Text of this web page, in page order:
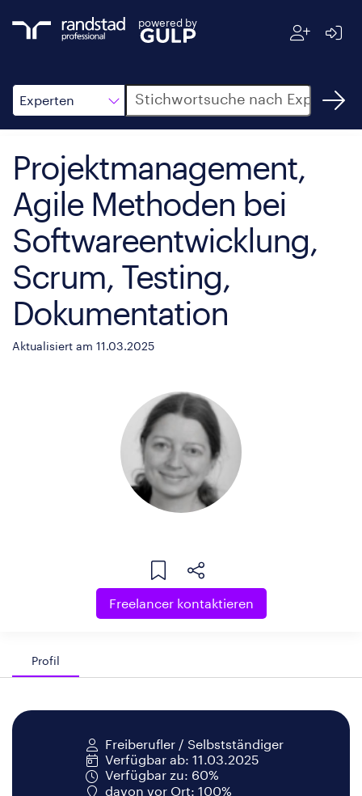
powered by
Experten
Suche
Projektmanagement,
Agile Methoden bei
Softwareentwicklung,
Scrum, Testing,
Dokumentation
Aktualisiert am 11.03.2025
Freelancer kontaktieren
Profil
Freiberufler / Selbstständiger
Verfügbar ab: 11.03.2025
Verfügbar zu: 60%
davon vor Ort: 100%